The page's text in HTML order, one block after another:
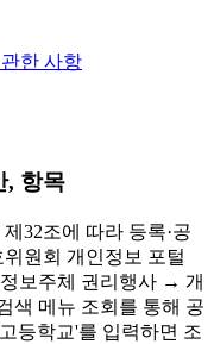
한 사항
, 항목
32조에 따라 등록·공
원회 개인정보 포털
보주체 권리행사 → 개
색 메뉴 조회를 통해 공
등학교'를 입력하면 조